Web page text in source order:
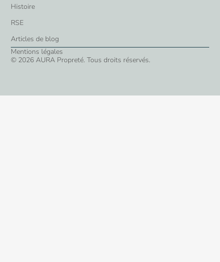
Histoire
RSE
Articles de blog
© 2026 AURA Propreté. Tous droits réservés.
Mentions légales